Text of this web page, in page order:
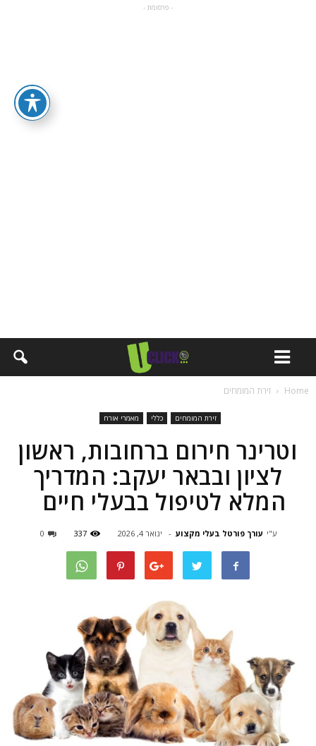
- פרסומת -
Home זירת המומחים
זירת המומחים כללי מאמרי אורח
וטרינר חירום ברחובות, ראשון
לציון ובבאר יעקב: המדריך
המלא לטיפול בבעלי חיים
ע"י עורך פורטל בעלי מקצוע - ינואר 4, 2026 337
0